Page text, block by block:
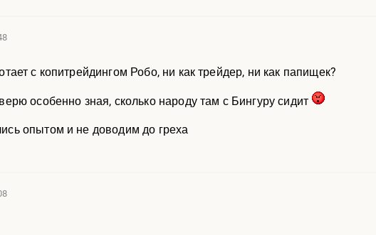
с копитрейдингом Робо, ни как трейдер, ни как папищек?
особенно зная, сколько народу там с Бингуру сидит
опытом и не доводим до греха